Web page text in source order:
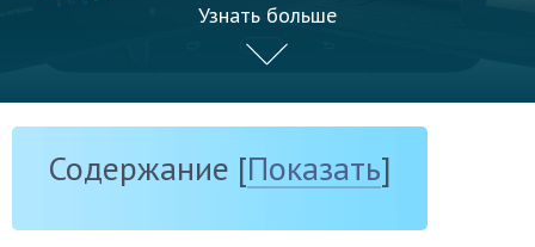
Узнать больше
Содержание [Показать]